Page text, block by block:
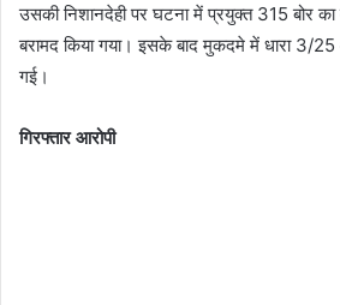
उसकी निशानदेही पर घटना में प्रयुक्त 315 बोर
बरामद किया गया। इसके बाद मुकदमे में धारा 3/25
गई।
गिरफ्तार आरोपी